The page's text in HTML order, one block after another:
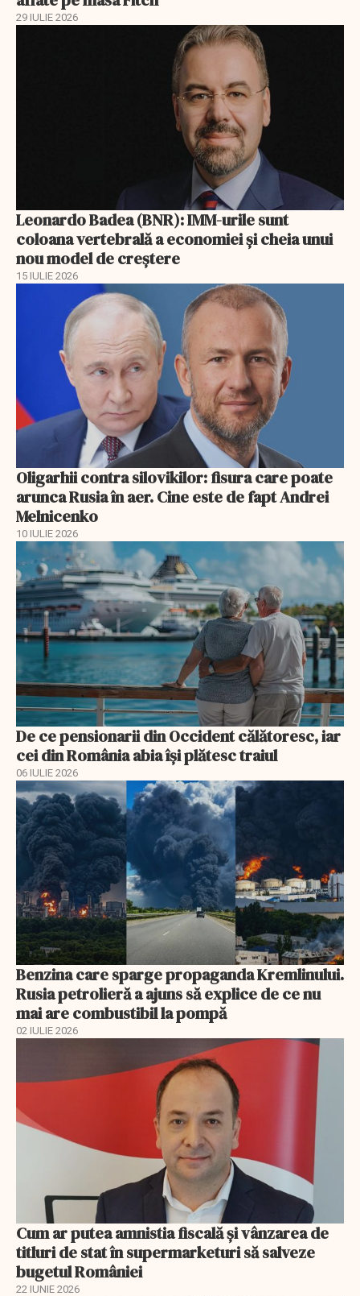
29 IULIE 2026
Leonardo Badea (BNR): IMM-urile sunt
coloana vertebrală a economiei și cheia unui
nou model de creștere
15 IULIE 2026
Oligarhii contra silovikilor: fisura care poate
arunca Rusia în aer. Cine este de fapt Andrei
Melnicenko
10 IULIE 2026
De ce pensionarii din Occident călătoresc, iar
cei din România abia își plătesc traiul
06 IULIE 2026
Benzina care sparge propaganda Kremlinului.
Rusia petrolieră a ajuns să explice de ce nu
mai are combustibil la pompă
02 IULIE 2026
Cum ar putea amnistia fiscală și vânzarea de
titluri de stat în supermarketuri să salveze
bugetul României
22 IUNIE 2026